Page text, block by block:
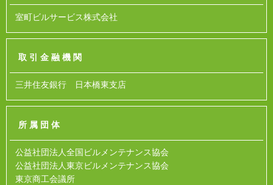
室町ビルサービス株式会社
取引金融機関
三井住友銀行 日本橋東支店
所属団体
公益社団法人全国ビルメンテナンス協会
公益社団法人東京ビルメンテナンス協会
東京商工会議所